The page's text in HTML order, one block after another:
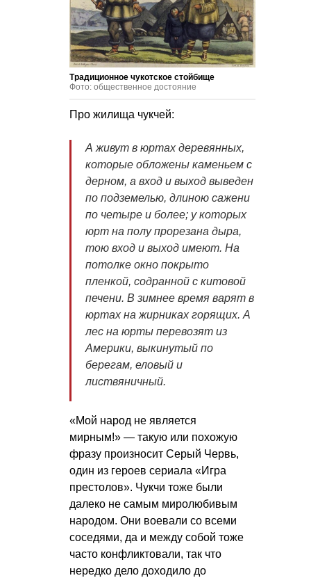
Традиционное чукотское стойбище
Фото: общественное достояние
Про жилища чукчей:
А живут в юртах деревянных,
которые обложены каменьем с
дерном, а вход и выход выведен
по подземелью, длиною сажени
по четыре и более; у которых
юрт на полу прорезана дыра,
тою вход и выход имеют. На
потолке окно покрыто
пленкой, содранной с китовой
печени. В зимнее время варят в
юртах на жирниках горящих. А
лес на юрты перевозят из
Америки, выкинутый по
берегам, еловый и
листвяничный.
«Мой народ не является
мирным!» — такую или похожую
фразу произносит Серый Червь,
один из героев сериала «Игра
престолов». Чукчи тоже были
далеко не самым миролюбивым
народом. Они воевали со всеми
соседями, да и между собой тоже
часто конфликтовали, так что
нередко дело доходило до